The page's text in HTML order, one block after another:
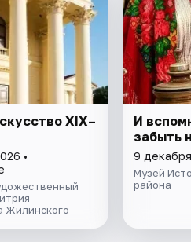
XIX–
•
Жилинского
И
забыть
9
Музей
района